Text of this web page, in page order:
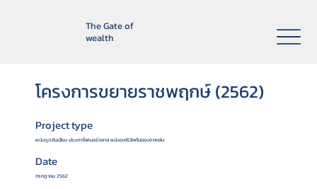
The Gate of
wealth
โครงการขยายราชพฤกษ์ (2562)
Project type
ผนังดูดซับเสียง ประเภทไฟเบอร์กลาส ผนังอะคริลิคกันของตกหล่น
Date
กรกฏาคม 2562